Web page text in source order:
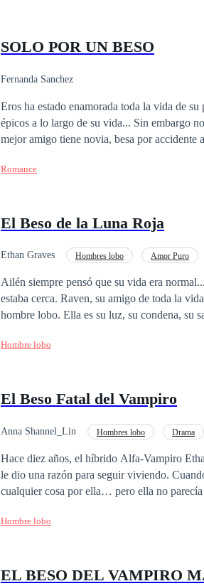
SOLO POR UN BESO
Fernanda Sanchez
Eros ha estado enamorada toda la vida de su primo el cual la acompaña en
épicos a lo largo de su vida... Sin embargo no todo sale bien en el amor, una noche Eros al enterarse que su
mejor amigo tiene novia, besa por accidente a Jay, un chico amante del Rock y con un sueño, TRIUNFAR,
una manera de triunfar sin perder algo en el
Romance
El Beso de la Luna Roja
Ethan Graves Hombres lobo Amor Puro
Ailén siempre pensó que su vida era
estaba cerca. Raven, su amigo de toda la
hombre lobo. Ella es su luz, su condena, su
todo, el amor entre ellos no es solo
Hombre lobo
El Beso Fatal del Vampiro
Anna Shannel_Lin Hombres lobo Drama
Hace diez años, el híbrido Alfa-Vampiro
le dio una razón para seguir viviendo.
cualquier cosa por ella… pero ella no
que amó durante cinco años, aprendió que
Hombre lobo
EL BESO DEL VAMPIRO